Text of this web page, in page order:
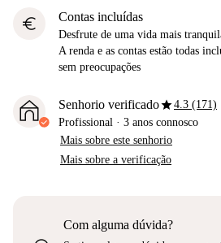
euro Contas incluídas
Desfrute de uma vida mais
A renda e as contas estão todas
sem preocupações
Senhorio verificadostar4.3 (171)
Profissional · 3 anos connosco
Mais sobre este senhorio
Mais sobre a verificação
Com alguma dúvida?